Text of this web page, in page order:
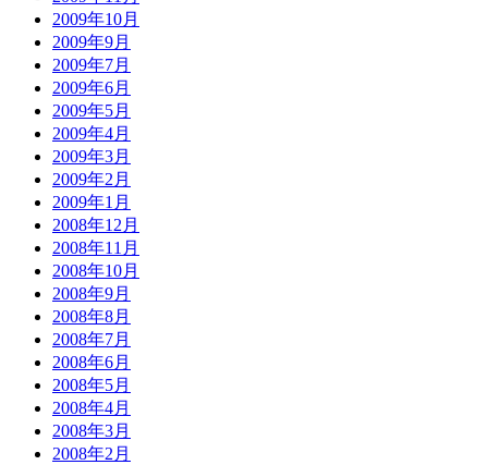
2009年10月
2009年9月
2009年7月
2009年6月
2009年5月
2009年4月
2009年3月
2009年2月
2009年1月
2008年12月
2008年11月
2008年10月
2008年9月
2008年8月
2008年7月
2008年6月
2008年5月
2008年4月
2008年3月
2008年2月